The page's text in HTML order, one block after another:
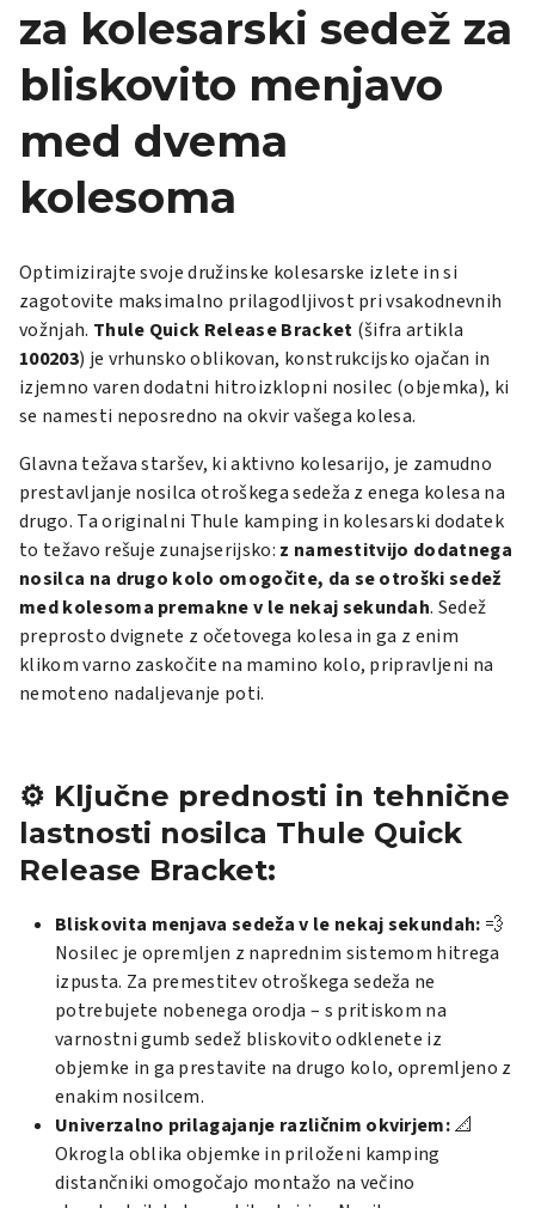
za kolesarski sedež za
bliskovito menjavo
med dvema
kolesoma
Optimizirajte svoje družinske kolesarske izlete in si
zagotovite maksimalno prilagodljivost pri vsakodnevnih
vožnjah. Thule Quick Release Bracket (šifra artikla
100203) je vrhunsko oblikovan, konstrukcijsko ojačan in
izjemno varen dodatni hitroizklopni nosilec (objemka), ki
se namesti neposredno na okvir vašega kolesa.
Glavna težava staršev, ki aktivno kolesarijo, je zamudno
prestavljanje nosilca otroškega sedeža z enega kolesa na
drugo. Ta originalni Thule kamping in kolesarski dodatek
to težavo rešuje zunajserijsko: z namestitvijo dodatnega
nosilca na drugo kolo omogočite, da se otroški sedež
med kolesoma premakne v le nekaj sekundah. Sedež
preprosto dvignete z očetovega kolesa in ga z enim
klikom varno zaskočite na mamino kolo, pripravljeni na
nemoteno nadaljevanje poti.
⚙️ Ključne prednosti in tehnične
lastnosti nosilca Thule Quick
Release Bracket:
Bliskovita menjava sedeža v le nekaj sekundah: 💨
Nosilec je opremljen z naprednim sistemom hitrega
izpusta. Za premestitev otroškega sedeža ne
potrebujete nobenega orodja – s pritiskom na
varnostni gumb sedež bliskovito odklenete iz
objemke in ga prestavite na drugo kolo, opremljeno z
enakim nosilcem.
Univerzalno prilagajanje različnim okvirjem:📐
Okrogla oblika objemke in priloženi kamping
distančniki omogočajo montažo na večino